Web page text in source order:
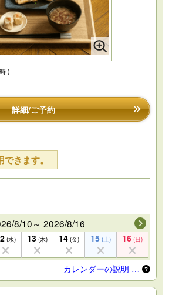
)
詳細/ご予約
きます。
8/10～ 2026/8/16
(水) 13 (木) 14 (金) 15 (土) 16 (日)
カレンダーの説明 …